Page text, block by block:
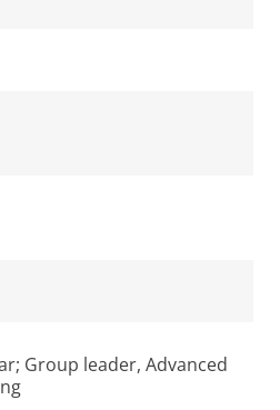
Group leader, Advanced